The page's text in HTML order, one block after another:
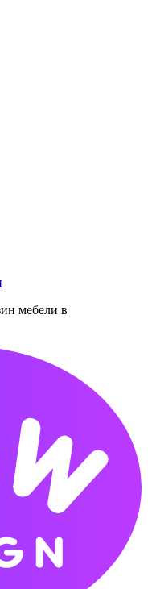
мебели в